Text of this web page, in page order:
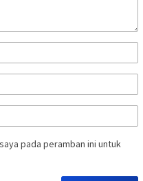
pada peramban ini untuk